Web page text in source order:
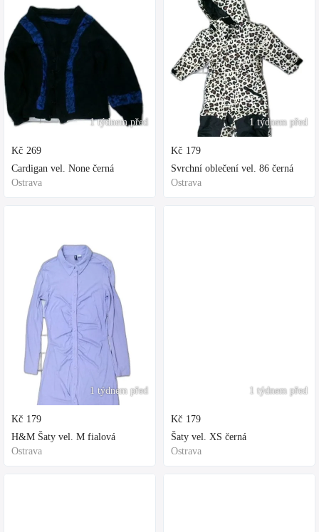
1 týdnem před
Kč 269
Cardigan vel. None černá
Ostrava
1 týdnem před
Kč 179
H&M Šaty vel. M fialová
Ostrava
1 týdnem před
Kč 179
Svrchní oblečení vel. 86 černá
Ostrava
1 týdnem před
Kč 179
Šaty vel. XS černá
Ostrava